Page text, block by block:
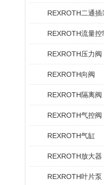
REXROTH二通插
REXROTH流量控
REXROTH压力阀
REXROTH向阀
REXROTH隔离阀
REXROTH气控阀
REXROTH气缸
REXROTH放大器
REXROTH叶片泵